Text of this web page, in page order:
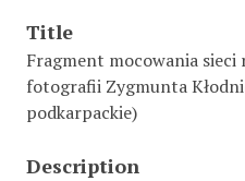
Title
Fragment mocowania sieci
fotografii Zygmunta
podkarpackie)
Description